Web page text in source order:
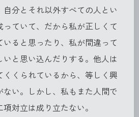
自分とそれ以外すべての人とい
っていて、だから私が正しくて
いると思ったり、私が間違って
いと思い込んだりする。他人は
くくられているから、等しく興
ない。しかし、私もまた人間で
対立は成り立たない。